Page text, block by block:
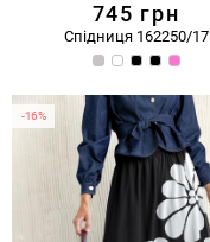
745 грн
Спідниця 162250/17
-16%